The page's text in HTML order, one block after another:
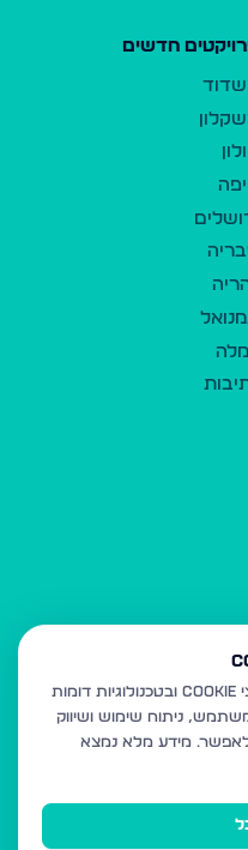
חדשים
אתר רשות היחיד עושה שימוש בקבצי Cookie ובטכנולוגיות דומות
ניתוח שימוש ושיווק
לאפשר. מידע מלא נמצא